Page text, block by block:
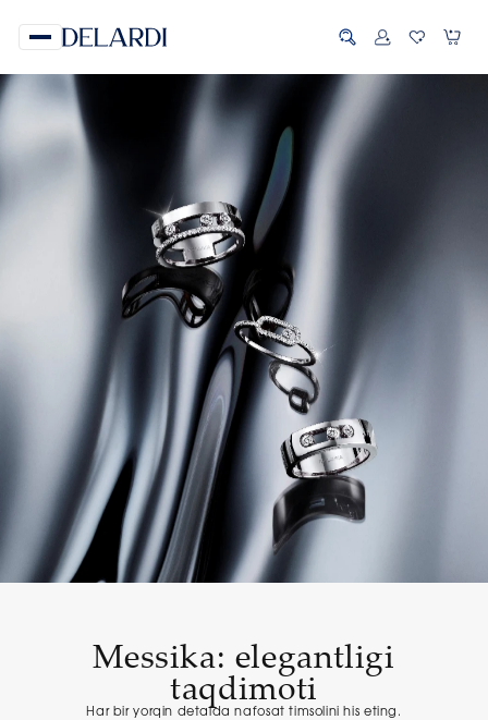
Messika: elegantligi
taqdimoti
Har bir yorqin detalda nafosat timsolini his eting.